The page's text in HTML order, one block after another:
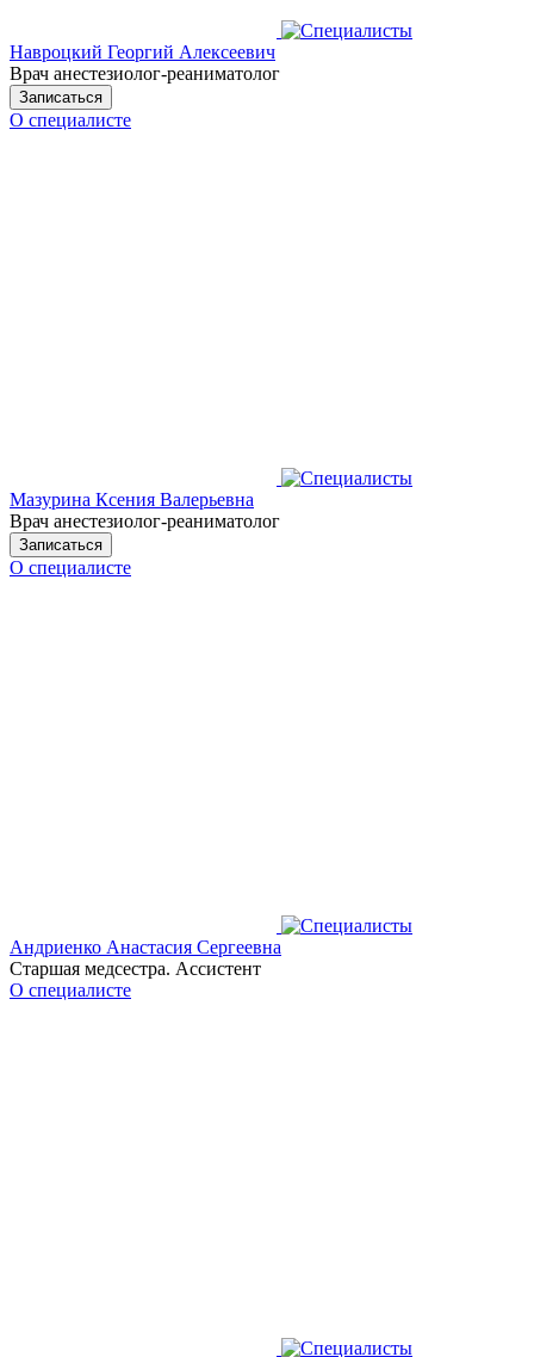
Навроцкий Георгий Алексеевич
Врач анестезиолог-реаниматолог
Записаться
О специалисте
Мазурина Ксения Валерьевна
Врач анестезиолог-реаниматолог
Записаться
О специалисте
Андриенко Анастасия Сергеевна
Старшая медсестра. Ассистент
О специалисте